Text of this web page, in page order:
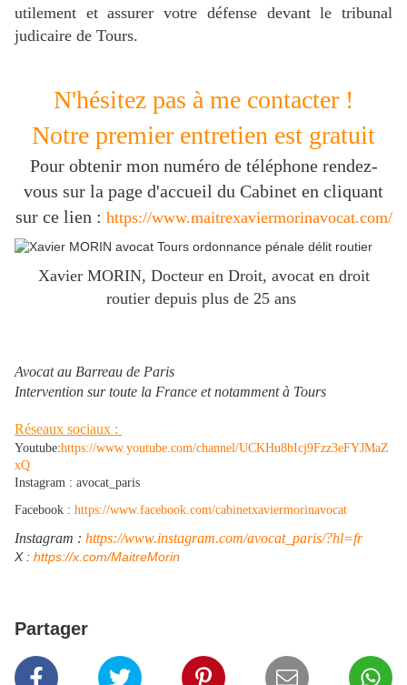
utilement et assurer votre défense devant le tribunal
judicaire de Tours.
N'hésitez pas à me contacter !
Notre premier entretien est gratuit
Pour obtenir mon numéro de téléphone rendez-
vous sur la page d'accueil du Cabinet en cliquant
sur ce lien : https://www.maitrexaviermorinavocat.com/
Xavier MORIN, Docteur en Droit, avocat en droit
routier depuis plus de 25 ans
Avocat au Barreau de Paris
Intervention sur toute la France et notamment à Tours
Réseaux sociaux :
Youtube:https://www.youtube.com/channel/UCKHu8bIcj9Fzz3eFYJMaZ
xQ
Instagram : avocat_paris
Facebook : https://www.facebook.com/cabinetxaviermorinavocat
Instagram : https://www.instagram.com/avocat_paris/?hl=fr
​X : https://x.com/MaitreMorin
Partager